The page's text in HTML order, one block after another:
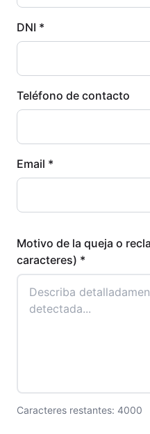
DNI *
Teléfono de contacto
Email *
Motivo de la queja o
caracteres) *
Caracteres restantes: 4000